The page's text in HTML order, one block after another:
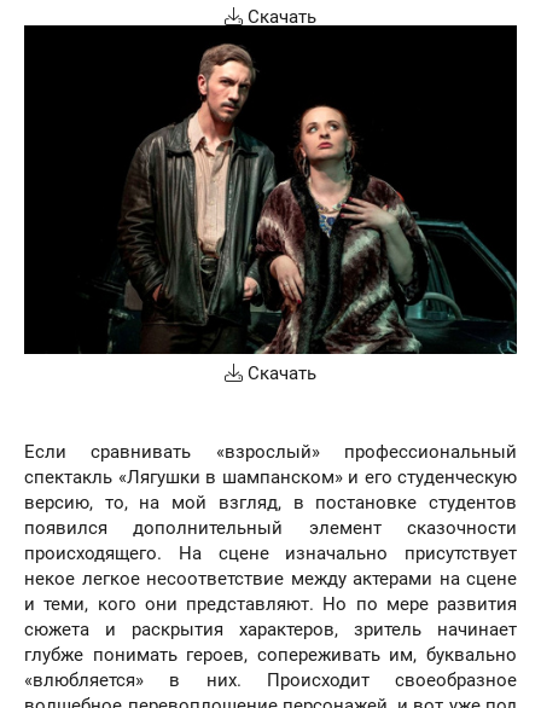
Скачать
Скачать
Если сравнивать «взрослый» профессиональный
спектакль «Лягушки в шампанском» и его студенческую
версию, то, на мой взгляд, в постановке студентов
появился дополнительный элемент сказочности
происходящего. На сцене изначально присутствует
некое легкое несоответствие между актерами на сцене
и теми, кого они представляют. Но по мере развития
сюжета и раскрытия характеров, зритель начинает
глубже понимать героев, сопереживать им, буквально
«влюбляется» в них. Происходит своеобразное